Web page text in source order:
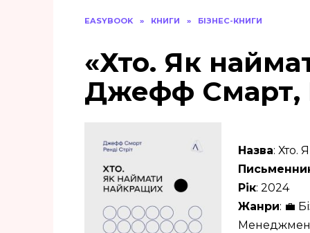
EASYBOOK » КНИГИ » БІЗНЕС-КНИГИ
«Хто. Як
Джефф Смарт,
Назва: Хто.
Рік: 2024
Жанри: 💼